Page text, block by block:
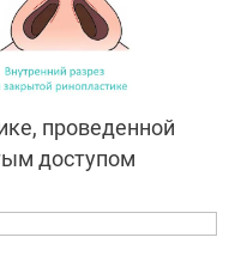
проведенной
доступом